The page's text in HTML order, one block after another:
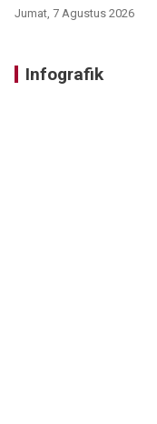
Jumat, 7 Agustus 2026
Infografik